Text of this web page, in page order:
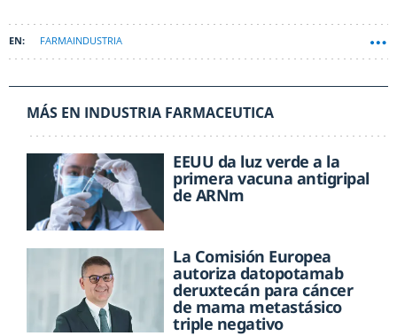
FARMAINDUSTRIA
MÁS EN INDUSTRIA FARMACEUTICA
EEUU da luz verde a la
primera vacuna antigripal
de ARNm
La Comisión Europea
autoriza datopotamab
deruxtecán para cáncer
de mama metastásico
triple negativo